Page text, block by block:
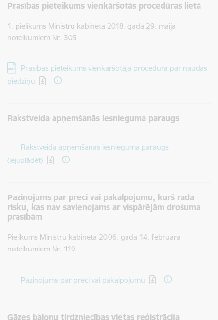
Prasības pieteikums vienkāršotās procedūras lietā
1. pielikums Ministru kabineta 2018. gada 29. maija
noteikumiem Nr. 305
Lejupielādēt:
Prasības pieteikums vienkāršotajā procedūrā par naudas
piedziņu
Rakstveida apņemšanās iesnieguma paraugs
Lejupielādēt:
Rakstveida apņemšanās iesnieguma paraugs
(lejuplādēt)
Paziņojums par preci vai pakalpojumu, kurš rada
risku, kas nav savienojams ar vispārējām drošuma
prasībām
Pielikums Ministru kabineta 2006. gada 14. februāra
noteikumiem Nr. 119
Lejupielādēt:
Paziņojums par preci vai pakalpojumu
Gāzes balonu tirdzniecības vietas reģistrācija